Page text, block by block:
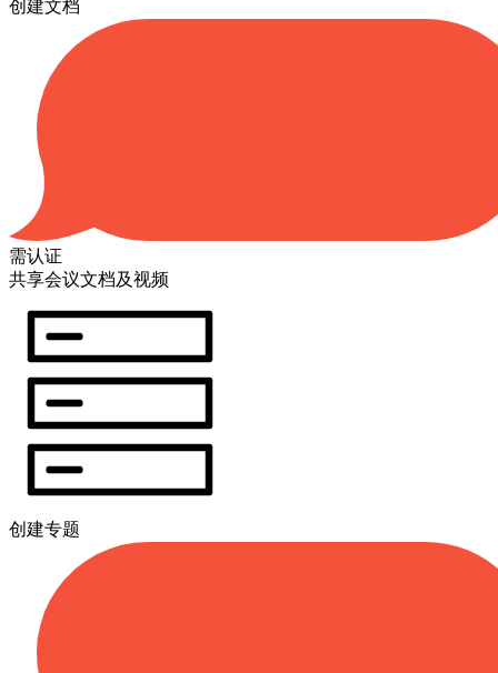
创建文档
需认证
共享会议文档及视频
创建专题